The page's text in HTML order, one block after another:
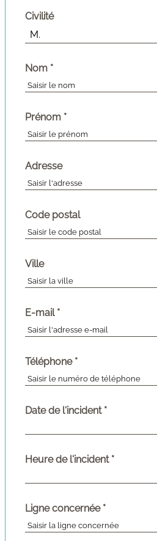
Civilité
Nom *(champ
Prénom *(champ
Adresse
Code postal
Ville
E-mail*(champ
insérer
email
valide
(il
doit
un
Téléphone*(champ
insérer
numéro
de
valide
chiffres)
Date de l'incident*(champ
Heure de l'incident*(champ
Ligne concernée*(champ